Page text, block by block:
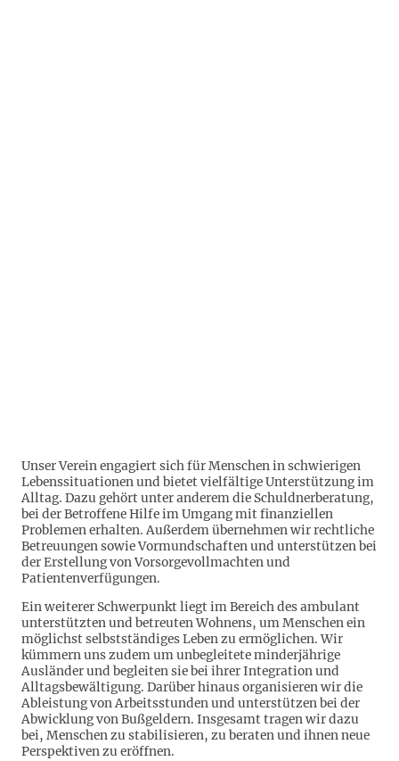
Unser Verein engagiert sich für Menschen in schwierigen
Lebenssituationen und bietet vielfältige Unterstützung im
Alltag. Dazu gehört unter anderem die Schuldnerberatung,
bei der Betroffene Hilfe im Umgang mit finanziellen
Problemen erhalten. Außerdem übernehmen wir rechtliche
Betreuungen sowie Vormundschaften und unterstützen bei
der Erstellung von Vorsorgevollmachten und
Patientenverfügungen.
Ein weiterer Schwerpunkt liegt im Bereich des ambulant
unterstützten und betreuten Wohnens, um Menschen ein
möglichst selbstständiges Leben zu ermöglichen. Wir
kümmern uns zudem um unbegleitete minderjährige
Ausländer und begleiten sie bei ihrer Integration und
Alltagsbewältigung. Darüber hinaus organisieren wir die
Ableistung von Arbeitsstunden und unterstützen bei der
Abwicklung von Bußgeldern. Insgesamt tragen wir dazu
bei, Menschen zu stabilisieren, zu beraten und ihnen neue
Perspektiven zu eröffnen.